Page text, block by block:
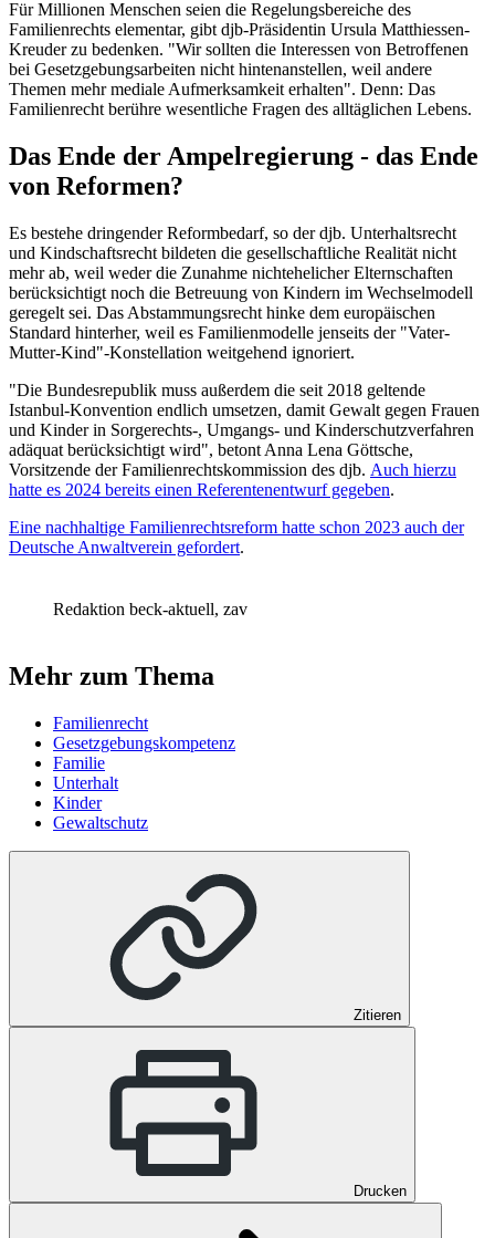
Für Millionen Menschen seien die Regelungsbereiche des
Familienrechts elementar, gibt djb-Präsidentin Ursula Matthiessen-
Kreuder zu bedenken. "Wir sollten die Interessen von Betroffenen
bei Gesetzgebungsarbeiten nicht hintenanstellen, weil andere
Themen mehr mediale Aufmerksamkeit erhalten". Denn: Das
Familienrecht berühre wesentliche Fragen des alltäglichen Lebens.
Das Ende der Ampelregierung - das Ende
von Reformen?
Es bestehe dringender Reformbedarf, so der djb. Unterhaltsrecht
und Kindschaftsrecht bildeten die gesellschaftliche Realität nicht
mehr ab, weil weder die Zunahme nichtehelicher Elternschaften
berücksichtigt noch die Betreuung von Kindern im Wechselmodell
geregelt sei. Das Abstammungsrecht hinke dem europäischen
Standard hinterher, weil es Familienmodelle jenseits der "Vater-
Mutter-Kind"-Konstellation weitgehend ignoriert.
"Die Bundesrepublik muss außerdem die seit 2018 geltende
Istanbul-Konvention endlich umsetzen, damit Gewalt gegen Frauen
und Kinder in Sorgerechts-, Umgangs- und Kinderschutzverfahren
adäquat berücksichtigt wird", betont Anna Lena Göttsche,
Vorsitzende der Familienrechtskommission des djb. Auch hierzu
hatte es 2024 bereits einen Referentenentwurf gegeben.
Eine nachhaltige Familienrechtsreform hatte schon 2023 auch der
Deutsche Anwaltverein gefordert.
Redaktion beck-aktuell, zav
Mehr zum Thema
Familienrecht
Gesetzgebungskompetenz
Familie
Unterhalt
Kinder
Gewaltschutz
Zitieren
Drucken